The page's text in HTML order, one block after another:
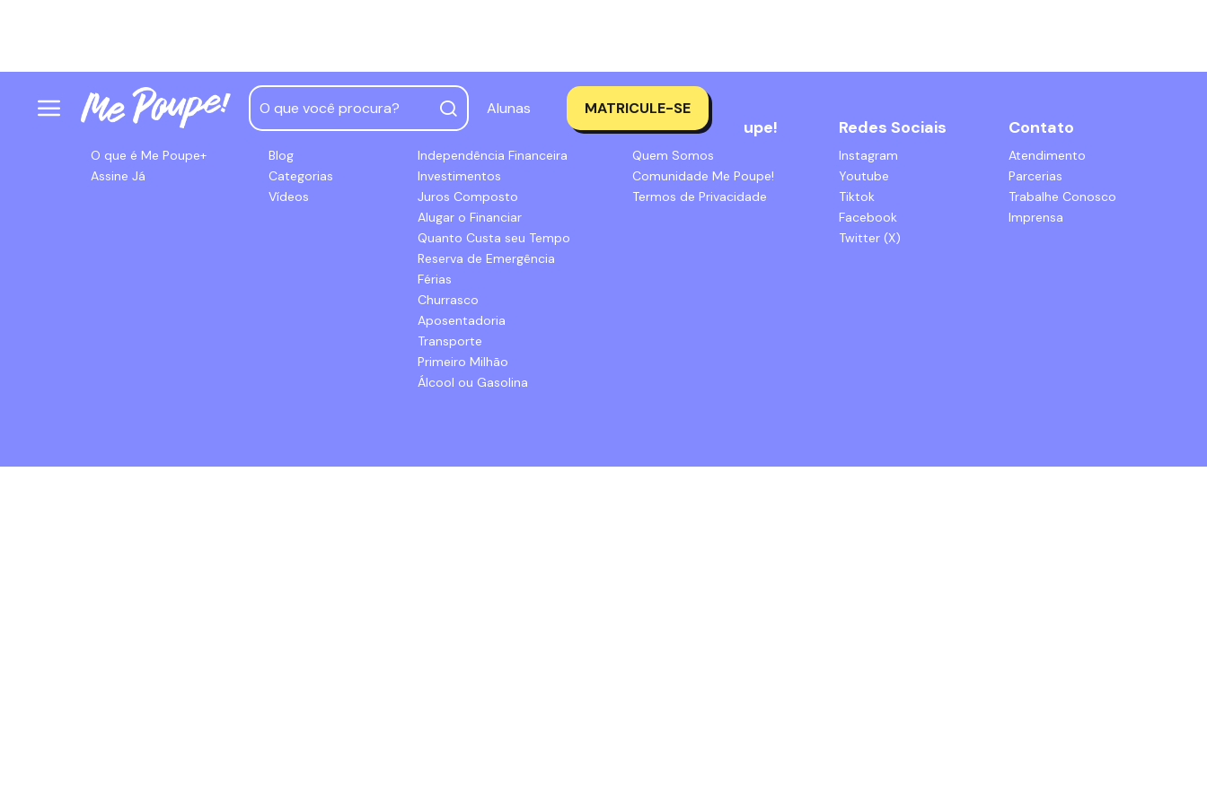
Alunas MATRICULE-SE
Me Poupe+
O que é Me Poupe+
Assine Já
Conteúdos
Blog
Categorias
Vídeos
Simuladores
Independência Financeira
Investimentos
Juros Composto
Alugar o Financiar
Quanto Custa seu Tempo
Reserva de Emergência
Férias
Churrasco
Aposentadoria
Transporte
Primeiro Milhão
Álcool ou Gasolina
Sobre a Me Poupe!
Quem Somos
Comunidade Me Poupe!
Termos de Privacidade
Redes Sociais
Instagram
Youtube
Tiktok
Facebook
Twitter (X)
Contato
Atendimento
Parcerias
Trabalhe Conosco
Imprensa